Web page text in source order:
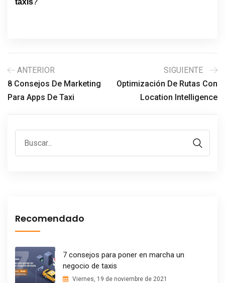
taxis?
ANTERIOR
8 Consejos De Marketing
Para Apps De Taxi
SIGUIENTE
Optimización De Rutas Con
Location Intelligence
Recomendado
7 consejos para poner en marcha un
negocio de taxis
Viernes, 19 de noviembre de 2021